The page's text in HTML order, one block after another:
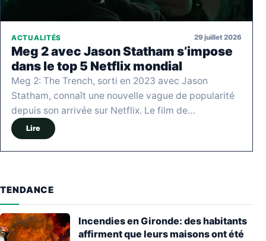
ACTUALITÉS 29 juillet 2026
Meg 2 avec Jason Statham s’impose
dans le top 5 Netflix mondial
Meg 2: The Trench, sorti en 2023 avec Jason
Statham, connaît une nouvelle vague de popularité
depuis son arrivée sur Netflix. Le film de…
Lire
TENDANCE
Incendies en Gironde: des habitants
affirment que leurs maisons ont été